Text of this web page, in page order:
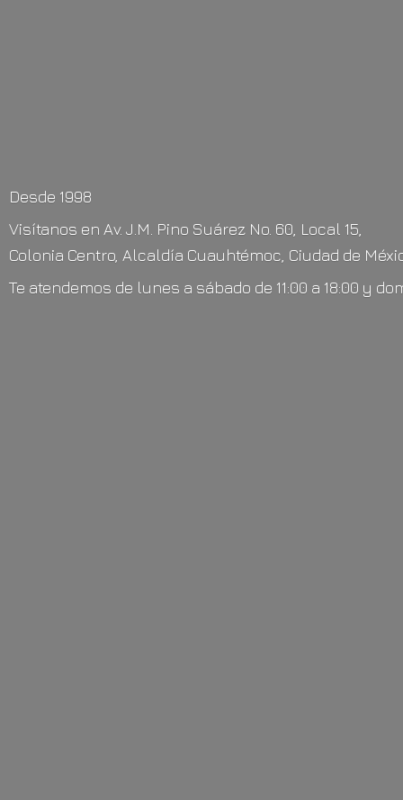
Desde 1998
Visítanos en Av. J.M. Pino Suárez No. 60, Local 15,
Colonia Centro, Alcaldía Cuauhtémoc, Ciudad de
Te atendemos de lunes a sábado de 11:00 a 18:00 y